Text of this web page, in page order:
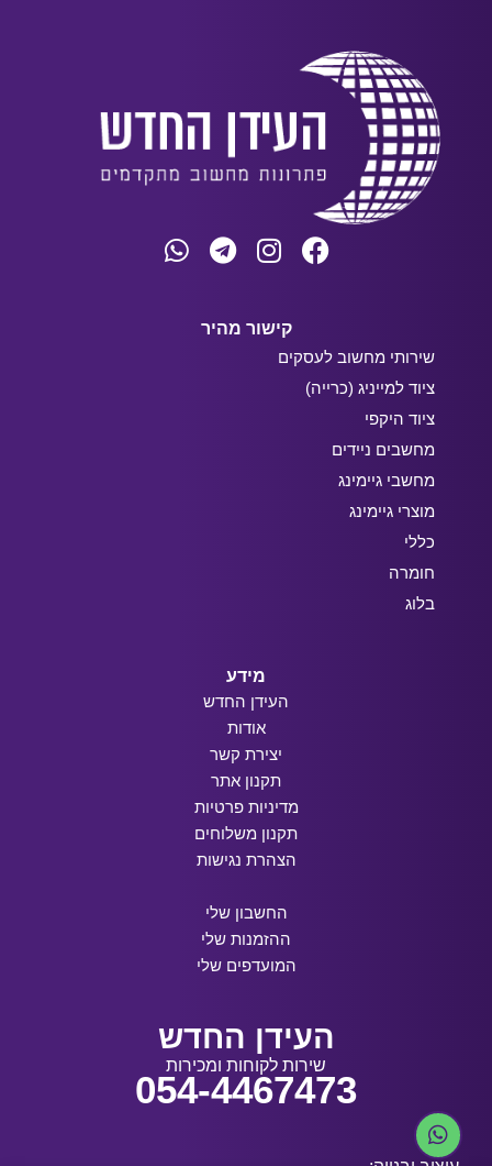
קישור מהיר
שירותי מחשוב לעסקים
ציוד למייניג (כרייה)
ציוד היקפי
מחשבים ניידים
מחשבי גיימינג
מוצרי גיימינג
כללי
חומרה
בלוג
מידע
העידן החדש
אודות
יצירת קשר
תקנון אתר
מדיניות פרטיות
תקנון משלוחים
הצהרת נגישות
החשבון שלי
ההזמנות שלי
המועדפים שלי
העידן החדש
שירות לקוחות ומכירות
054-4467473